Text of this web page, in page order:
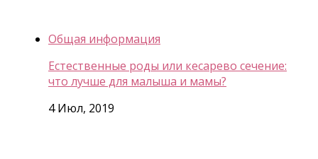
Общая информация
Естественные роды или кесарево сечение:
что лучше для малыша и мамы?
4 Июл, 2019